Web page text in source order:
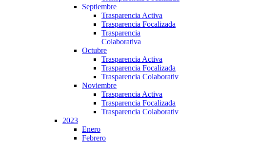
Septiembre
Trasparencia Activa
Trasparencia Focalizada
Trasparencia
Colaborativa
Octubre
Trasparencia Activa
Trasparencia Focalizada
Trasparencia Colaborativ
Noviembre
Trasparencia Activa
Trasparencia Focalizada
Trasparencia Colaborativ
2023
Enero
Febrero